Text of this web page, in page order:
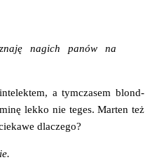
nagich panów na
a tym­cza­sem blon­d­
lek­ko nie teges. Mar­ten też
dlaczego?